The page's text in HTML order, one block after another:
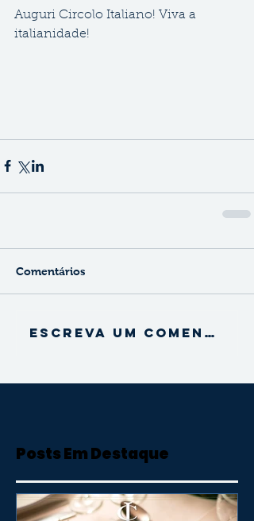
Auguri Circolo Italiano! Viva a
italianidade!
Comentários
Escreva um comentário
Posts Em Destaque